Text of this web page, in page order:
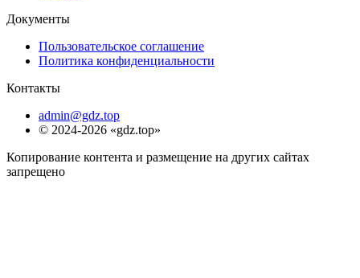
Документы
Пользовательское соглашение
Политика конфиденциальности
Контакты
admin@gdz.top
© 2024-2026 «gdz.top»
Копирование контента и размещение на других сайтах
запрещено